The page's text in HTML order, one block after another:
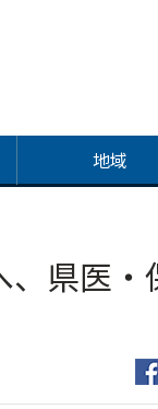
地域
県医・